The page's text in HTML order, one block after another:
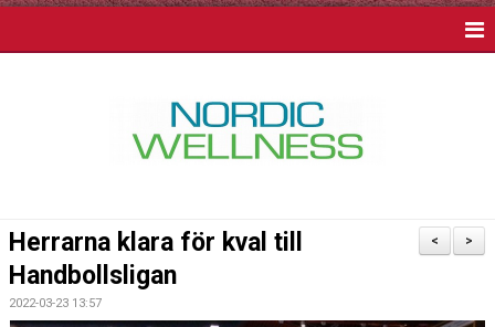
PARTNERS
MATCHER
>
<
Herrarna klara för kval till
Handbollsligan
2022-03-23 13:57